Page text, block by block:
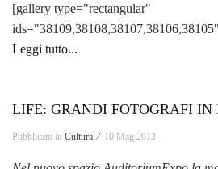
[gallery type="rectangular"
Leggi tutto...
LIFE: GRANDI FOTOGRAFI IN
Pubblicato in Cultura ⁄ 10 Mag 2013